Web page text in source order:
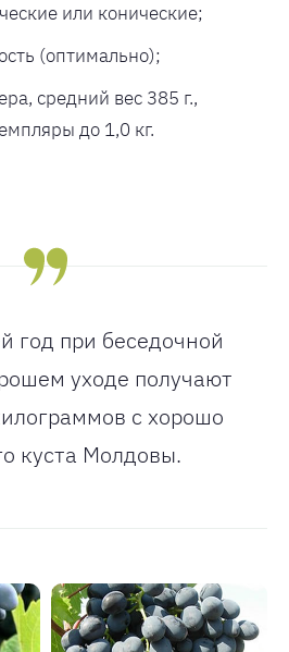
или конические;
(оптимально);
средний вес 385 г.,
до 1,0 кг.
год при беседочной
уходе получают
с хорошо
куста Молдовы.